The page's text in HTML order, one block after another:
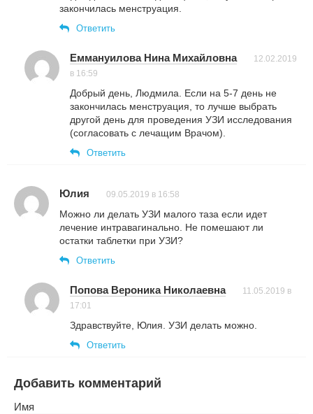
закончилась менструация.
Ответить
Еммануилова Нина Михайловна
12.02.2019
в 16:59
Добрый день, Людмила. Если на 5-7 день не
закончилась менструация, то лучше выбрать
другой день для проведения УЗИ исследования
(согласовать с лечащим Врачом).
Ответить
Юлия 09.05.2019 в 16:58
Можно ли делать УЗИ малого таза если идет
лечение интравагинально. Не помешают ли
остатки таблетки при УЗИ?
Ответить
Попова Вероника Николаевна
11.05.2019 в
17:01
Здравствуйте, Юлия. УЗИ делать можно.
Ответить
Добавить комментарий
Имя